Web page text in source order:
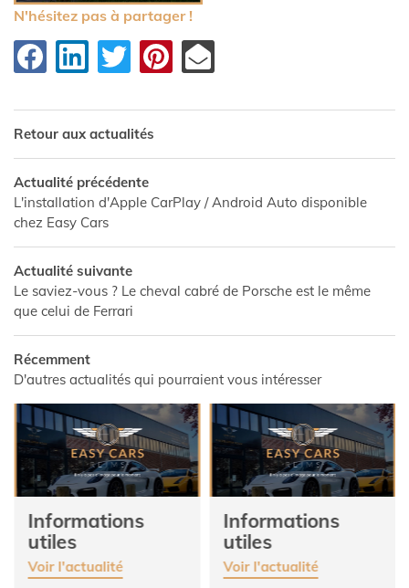
N'hésitez pas à partager !
Retour aux actualités
Actualité précédente
L'installation d'Apple CarPlay / Android Auto disponible
chez Easy Cars
Actualité suivante
Le saviez-vous ? Le cheval cabré de Porsche est le même
que celui de Ferrari
Récemment
D'autres actualités qui pourraient vous intéresser
Informations
utiles
Voir l'actualité
Informations
utiles
Voir l'actualité